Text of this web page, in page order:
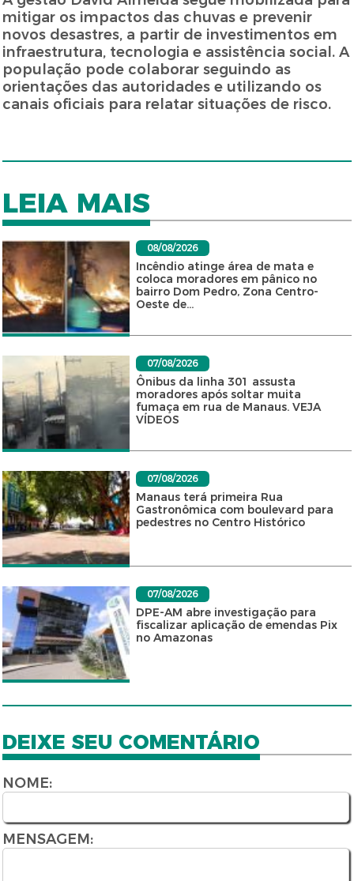
mitigar os impactos das chuvas e prevenir
novos desastres, a partir de investimentos em
infraestrutura, tecnologia e assistência social. A
população pode colaborar seguindo as
orientações das autoridades e utilizando os
canais oficiais para relatar situações de risco.
LEIA MAIS
08/08/2026
Incêndio atinge área de mata e
coloca moradores em pânico no
bairro Dom Pedro, Zona Centro-
Oeste de...
07/08/2026
Ônibus da linha 301 assusta
moradores após soltar muita
fumaça em rua de Manaus. VEJA
VÍDEOS
07/08/2026
Manaus terá primeira Rua
Gastronômica com boulevard para
pedestres no Centro Histórico
07/08/2026
DPE-AM abre investigação para
fiscalizar aplicação de emendas Pix
no Amazonas
DEIXE SEU COMENTÁRIO
NOME:
MENSAGEM: